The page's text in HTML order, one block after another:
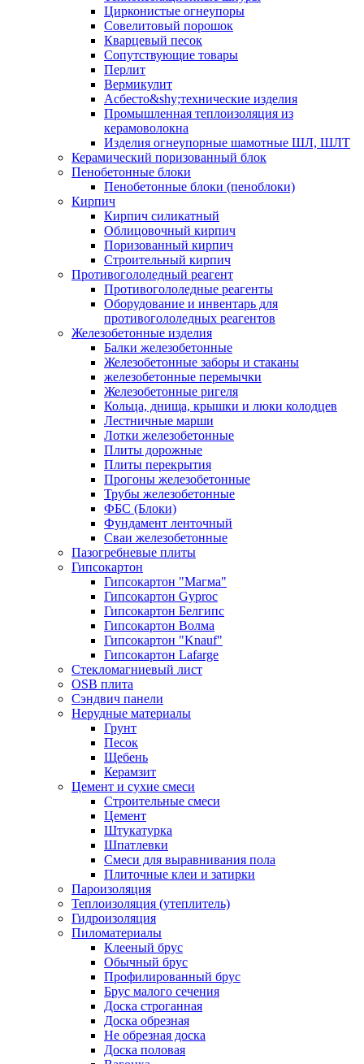
Цирконистые огнеупоры
Совелитовый порошок
Кварцевый песок
Сопутствующие товары
Перлит
Вермикулит
Асбесто&shy;технические изделия
Промышленная теплоизоляция из
керамоволокна
Изделия огнеупорные шамотные ШЛ, ШЛТ
Керамический поризованный блок
Пенобетонные блоки
Пенобетонные блоки (пеноблоки)
Кирпич
Кирпич силикатный
Облицовочный кирпич
Поризованный кирпич
Строительный кирпич
Противогололедный реагент
Противогололедные реагенты
Оборудование и инвентарь для
противогололедных реагентов
Железобетонные изделия
Балки железобетонные
Железобетонные заборы и стаканы
железобетонные перемычки
Железобетонные ригеля
Кольца, днища, крышки и люки колодцев
Лестничные марши
Лотки железобетонные
Плиты дорожные
Плиты перекрытия
Прогоны железобетонные
Трубы железобетонные
ФБС (Блоки)
Фундамент ленточный
Сваи железобетонные
Пазогребневые плиты
Гипсокартон
Гипсокартон "Магма"
Гипсокартон Gyproc
Гипсокартон Белгипс
Гипсокартон Волма
Гипсокартон "Knauf"
Гипсокартон Lafarge
Стекломагниевый лист
OSB плита
Сэндвич панели
Нерудные материалы
Грунт
Песок
Щебень
Керамзит
Цемент и сухие смеси
Строительные смеси
Цемент
Штукатурка
Шпатлевки
Смеси для выравнивания пола
Плиточные клеи и затирки
Пароизоляция
Теплоизоляция (утеплитель)
Гидроизоляция
Пиломатериалы
Клееный брус
Обычный брус
Профилированный брус
Брус малого сечения
Доска строганная
Доска обрезная
Не обрезная доска
Доска половая